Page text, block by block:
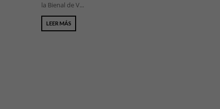
la Bienal de V...
LEER MÁS